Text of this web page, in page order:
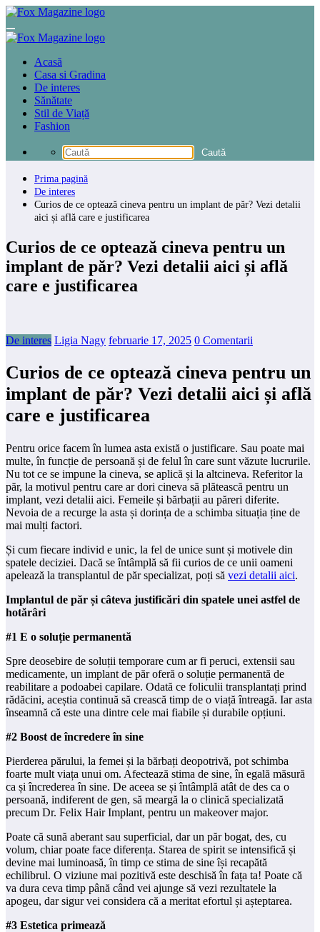
Sari
conținut
Acasă
Casa si Gradina
De interes
Sănătate
Stil de Viață
Fashion
Prima pagină
De interes
Curios de ce optează cineva pentru un implant de păr? Vezi detalii
aici și află care e justificarea
Curios de ce optează cineva pentru un
implant de păr? Vezi detalii aici și află
care e justificarea
De interes Ligia Nagy februarie 17, 2025 0 Comentarii
Curios de ce optează cineva pentru un
implant de păr? Vezi detalii aici și află
care e justificarea
Pentru orice facem în lumea asta există o justificare. Sau poate mai
multe, în funcție de persoană și de felul în care sunt văzute lucrurile.
Nu tot ce se impune la cineva, se aplică și la altcineva. Referitor la
păr, la motivul pentru care ar dori cineva să plătească pentru un
implant, vezi detalii aici. Femeile și bărbații au păreri diferite.
Nevoia de a recurge la asta și dorința de a schimba situația ține de
mai mulți factori.
Și cum fiecare individ e unic, la fel de unice sunt și motivele din
spatele deciziei. Dacă se întâmplă să fii curios de ce unii oameni
apelează la transplantul de păr specializat, poți să vezi detalii aici.
Implantul de păr și câteva justificări din spatele unei astfel de
hotărâri
#1 E o soluție permanentă
Spre deosebire de soluții temporare cum ar fi peruci, extensii sau
medicamente, un implant de păr oferă o soluție permanentă de
reabilitare a podoabei capilare. Odată ce foliculii transplantați prind
rădăcini, aceștia continuă să crească timp de o viață întreagă. Iar asta
înseamnă că este una dintre cele mai fiabile și durabile opțiuni.
#2 Boost de încredere în sine
Pierderea părului, la femei și la bărbați deopotrivă, pot schimba
foarte mult viața unui om. Afectează stima de sine, în egală măsură
ca și încrederea în sine. De aceea se și întâmplă atât de des ca o
persoană, indiferent de gen, să meargă la o clinică specializată
precum Dr. Felix Hair Implant, pentru un makeover major.
Poate că sună aberant sau superficial, dar un păr bogat, des, cu
volum, chiar poate face diferența. Starea de spirit se intensifică și
devine mai luminoasă, în timp ce stima de sine își recapătă
echilibrul. O viziune mai pozitivă este deschisă în fața ta! Poate că
va dura ceva timp până când vei ajunge să vezi rezultatele la
apogeu, dar sigur vei considera că a meritat efortul și așteptarea.
#3 Estetica primează